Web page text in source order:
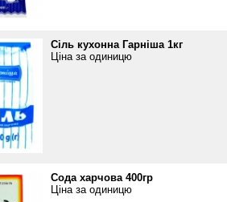
Сіль кухонна Гарніша 1кг
Ціна за одиницю
Сода харчова 400гр
Ціна за одиницю